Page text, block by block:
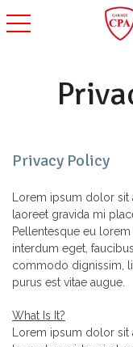
toggle navigation
Privacy Policy
Lorem ipsum dolor
laoreet gravida mi
Pellentesque eu
interdum eget,
commodo dignissim,
purus est vitae augue.
What Is It?
Lorem ipsum dolor